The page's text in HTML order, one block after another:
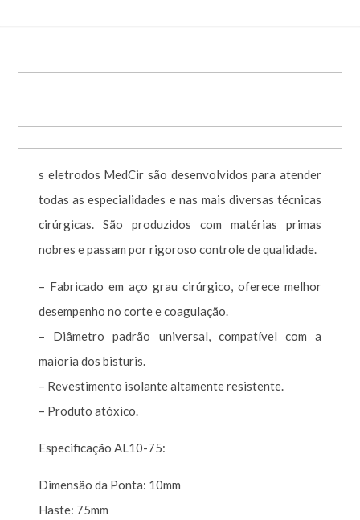
s eletrodos MedCir são desenvolvidos para atender
todas as especialidades e nas mais diversas técnicas
cirúrgicas. São produzidos com matérias primas
nobres e passam por rigoroso controle de qualidade.
– Fabricado em aço grau cirúrgico, oferece melhor
desempenho no corte e coagulação.
– Diâmetro padrão universal, compatível com a
maioria dos bisturis.
– Revestimento isolante altamente resistente.
– Produto atóxico.
Especificação AL10-75:
Dimensão da Ponta: 10mm
Haste: 75mm